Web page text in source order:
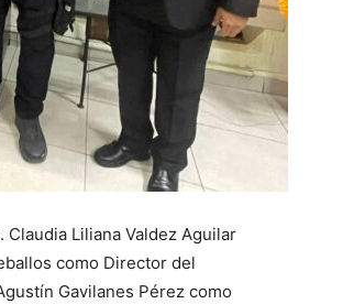
Claudia Liliana Valdez Aguilar
como Director del
Gavilanes Pérez como